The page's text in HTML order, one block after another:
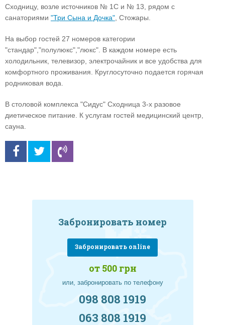
Сходницу, возле источников № 1С и № 13, рядом с
санаториями "Три Сына и Дочка" , Стожары.
На выбор гостей 27 номеров категории
"стандар","полулюкс","люкс". В каждом номере есть
холодильник, телевизор, электрочайник и все удобства для
комфортного проживания. Круглосуточно подается горячая
родниковая вода.
В столовой комплекса "Сидус" Сходница 3-х разовое
диетическое питание. К услугам гостей медицинский центр,
сауна.
Забронировать номер
Забронировать online
от 500 грн
или, забронировать по телефону
098 808 1919
063 808 1919